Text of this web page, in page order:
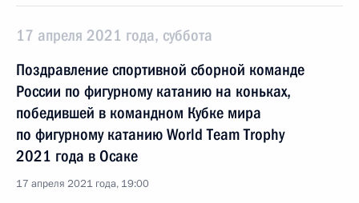
17 апреля 2021 года, суббота
Поздравление спортивной сборной команде
России по фигурному катанию на коньках,
победившей в командном Кубке мира
по фигурному катанию World Team Trophy
2021 года в Осаке
17 апреля 2021 года, 19:00